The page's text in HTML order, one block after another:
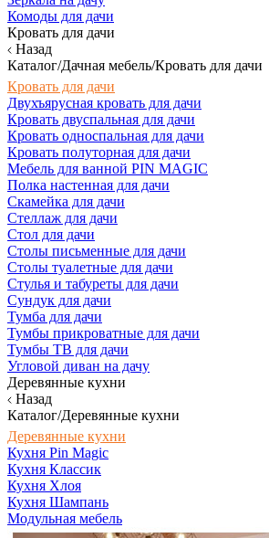
Комоды для дачи
Кровать для дачи
Назад
Каталог/Дачная мебель/Кровать для дачи
Кровать для дачи
Двухъярусная кровать для дачи
Кровать двуспальная для дачи
Кровать односпальная для дачи
Кровать полуторная для дачи
Мебель для ванной PIN MAGIC
Полка настенная для дачи
Скамейка для дачи
Стеллаж для дачи
Стол для дачи
Столы письменные для дачи
Столы туалетные для дачи
Стулья и табуреты для дачи
Сундук для дачи
Тумба для дачи
Тумбы прикроватные для дачи
Тумбы ТВ для дачи
Угловой диван на дачу
Деревянные кухни
Назад
Каталог/Деревянные кухни
Деревянные кухни
Кухня Pin Magic
Кухня Классик
Кухня Хлоя
Кухня Шампань
Модульная мебель